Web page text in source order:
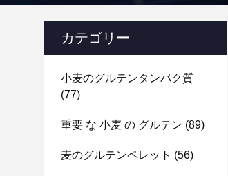
カテゴリー
小麦のグルテンタンパク質
(77)
重要 な 小麦 の グルテン (89)
麦のグルテンペレット (56)